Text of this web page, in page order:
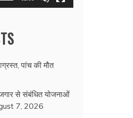
पांच की मौत
से संबंधित योजनाओं
7, 2026